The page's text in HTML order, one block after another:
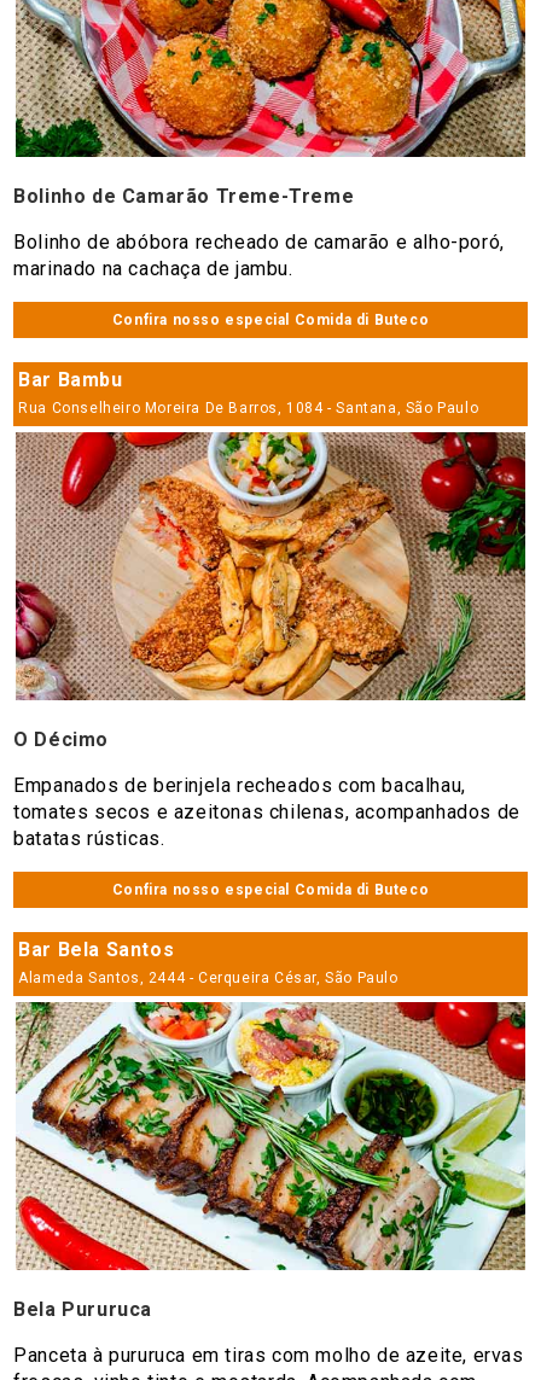
Bolinho de Camarão Treme-Treme
Bolinho de abóbora recheado de camarão e alho-poró,
marinado na cachaça de jambu.
Confira nosso especial Comida di Buteco
Bar Bambu
Rua Conselheiro Moreira De Barros, 1084 - Santana, São Paulo
O Décimo
Empanados de berinjela recheados com bacalhau,
tomates secos e azeitonas chilenas, acompanhados de
batatas rústicas.
Confira nosso especial Comida di Buteco
Bar Bela Santos
Alameda Santos, 2444 - Cerqueira César, São Paulo
Bela Pururuca
Panceta à pururuca em tiras com molho de azeite, ervas